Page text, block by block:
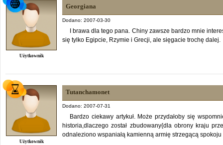
Użytkownik
Georgiana
Dodano: 2007-03-30
I brawa dla tego pana. Chiny zawsze bardzo mnie
się tylko Egipcie, Rzymie i Grecji, ale sięgacie trochę dalej.
Użytkownik
Tutanchamonet
Dodano: 2007-07-31
Bardzo ciekawy artykuł. Może przydałoby się
historia,dlaczego został zbudowany{dla obrony kraju
odnaleziono wspaniałą kamienną armię strzegącą spokoju